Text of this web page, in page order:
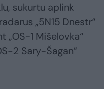
sukurtu aplink
„5N15 Dnestr“
„OS-1 Mišelovka“
2 Sary-Šagan“